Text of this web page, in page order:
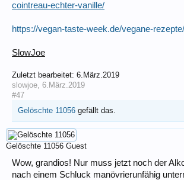
cointreau-echter-vanille/
https://vegan-taste-week.de/vegane-
SlowJoe
Zuletzt bearbeitet: 6.März.2019
slowjoe, 6.März.2019
#47
Gelöschte 11056 gefällt das.
Gelöschte 11056 Guest
Wow, grandios! Nur muss jetzt noch der
nach einem Schluck manövrierunfähig